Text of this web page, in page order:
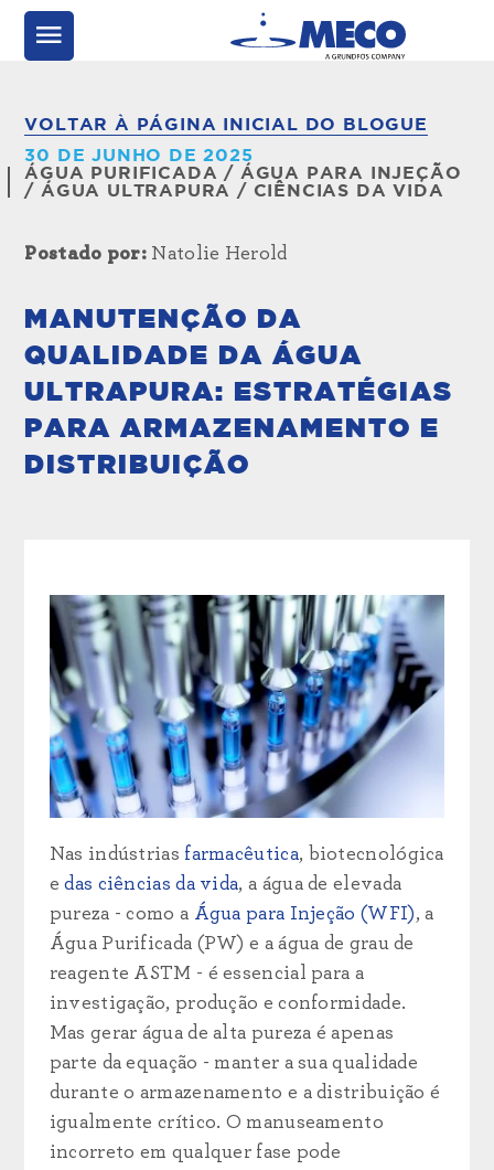
VOLTAR À PÁGINA INICIAL DO BLOGUE
30 DE JUNHO DE 2025
ÁGUA PURIFICADA / ÁGUA PARA INJEÇÃO
/ ÁGUA ULTRAPURA / CIÊNCIAS DA VIDA
Postado por: Natolie Herold
MANUTENÇÃO DA
QUALIDADE DA ÁGUA
ULTRAPURA: ESTRATÉGIAS
PARA ARMAZENAMENTO E
DISTRIBUIÇÃO
Nas indústrias farmacêutica, biotecnológica
edas ciências da vida, a água de elevada
pureza - como a Água para Injeção (WFI), a
Água Purificada (PW) e a água de grau de
reagente ASTM - é essencial para a
investigação, produção e conformidade.
Mas gerar água de alta pureza é apenas
parte da equação - manter a sua qualidade
durante o armazenamento e a distribuição é
igualmente crítico. O manuseamento
incorreto em qualquer fase pode